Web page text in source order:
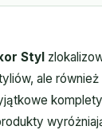
Styl
ale